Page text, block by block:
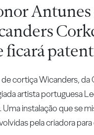
ficará
de cortiça Wicanders,
artista portuguesa
Uma instalação que se
pela criadora